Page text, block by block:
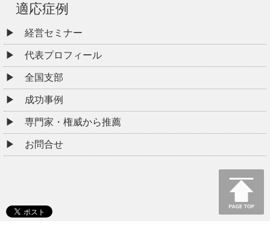
適応症例
経営セミナー
代表プロフィール
全国支部
成功事例
専門家・権威から推薦
お問合せ